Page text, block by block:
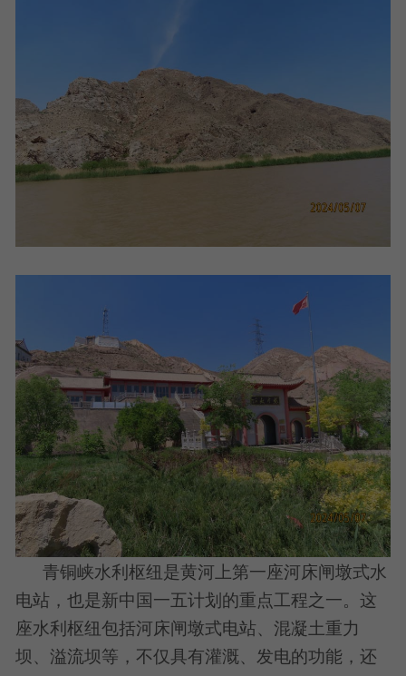
青铜峡水利枢纽是黄河上第一座河床闸墩式水
电站，也是新中国一五计划的重点工程之一。这
座水利枢纽包括河床闸墩式电站、混凝土重力
坝、溢流坝等，不仅具有灌溉、发电的功能，还